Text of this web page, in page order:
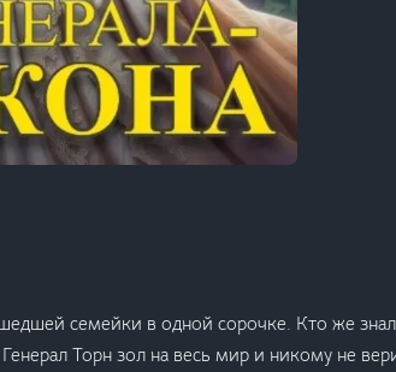
семейки в одной сорочке. Кто же
Торн зол на весь мир и никому не